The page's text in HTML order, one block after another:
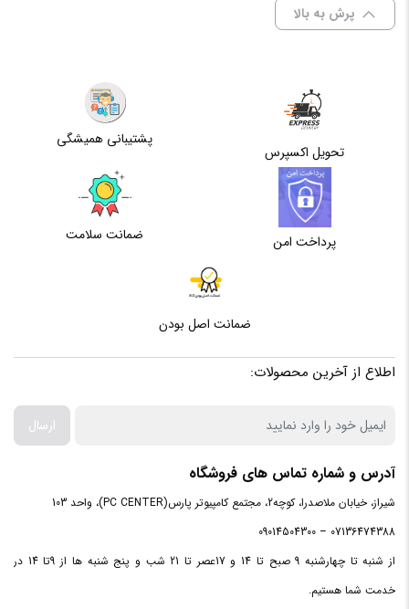
پرش به بالا
تحویل اکسپرس
پشتیبانی همیشگی
پرداخت امن ضمانت سلامت
ضمانت اصل بودن
اطلاع از آخرین محصولات:
ارسال
آدرس و شماره تماس های فروشگاه
شیراز، خیابان ملاصدرا، کوچه2، مجتمع کامپیوتر پارس(PC CENTER)، واحد 103
07136474388 – 09014504300
از شنبه تا چهارشنبه 9 صبح تا 14 و 17عصر تا 21 شب و پنج شنبه ها از 9تا 14 در
خدمت شما هستیم.